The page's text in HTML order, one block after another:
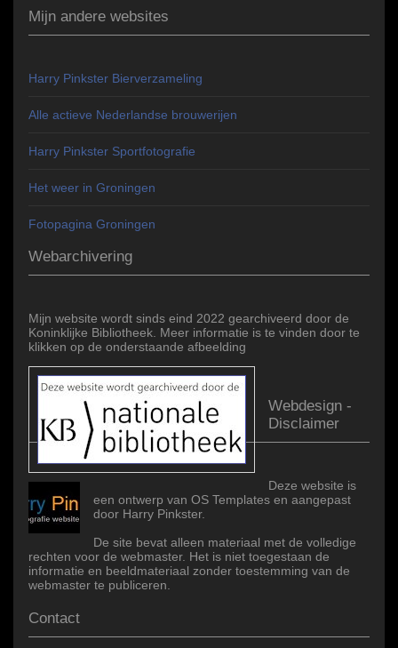
Mijn andere websites
Harry Pinkster Bierverzameling
Alle actieve Nederlandse brouwerijen
Harry Pinkster Sportfotografie
Het weer in Groningen
Fotopagina Groningen
Webarchivering
Mijn website wordt sinds eind 2022 gearchiveerd door de
Koninklijke Bibliotheek. Meer informatie is te vinden door te
klikken op de onderstaande afbeelding
Webdesign -
Disclaimer
Deze website is
een ontwerp van OS Templates en aangepast
door Harry Pinkster.
De site bevat alleen materiaal met de volledige
rechten voor de webmaster. Het is niet toegestaan de
informatie en beeldmateriaal zonder toestemming van de
webmaster te publiceren.
Contact